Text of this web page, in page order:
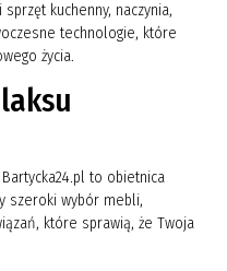
kuchenny, naczynia,
technologie, które
życia.
to obietnica
szeroki wybór mebli,
które sprawią, że Twoja